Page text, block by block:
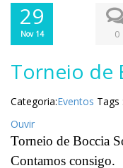
29
Nov 14 0
Torneio de
Categoria:Eventos Tags :
Ouvir
Torneio de Boccia
Contamos consigo.